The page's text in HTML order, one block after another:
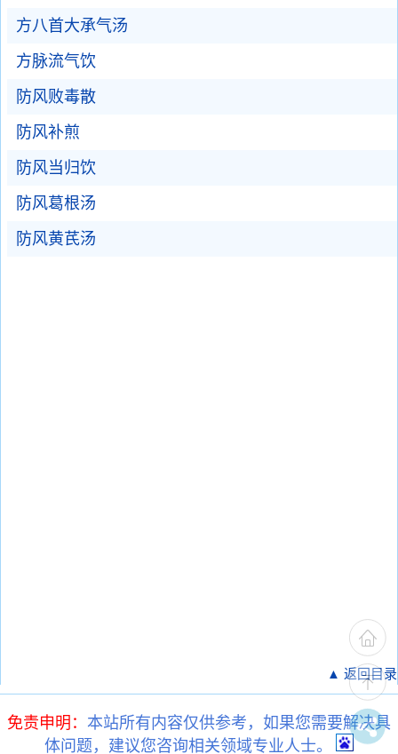
方八首大承气汤
方脉流气饮
防风败毒散
防风补煎
防风当归饮
防风葛根汤
防风黄芪汤
▲ 返回目录
免责申明： 本站所有内容仅供参考，如果您需要解决具
体问题，建议您咨询相关领域专业人士。